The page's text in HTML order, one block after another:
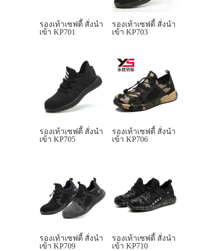
รองเท้าเซฟตี้ สั่งนำ
เข้า KP701
รองเท้าเซฟตี้ สั่งนำ
เข้า KP703
รองเท้าเซฟตี้ สั่งนำ
เข้า KP705
รองเท้าเซฟตี้ สั่งนำ
เข้า KP706
รองเท้าเซฟตี้ สั่งนำ
เข้า KP709
รองเท้าเซฟตี้ สั่งนำ
เข้า KP710